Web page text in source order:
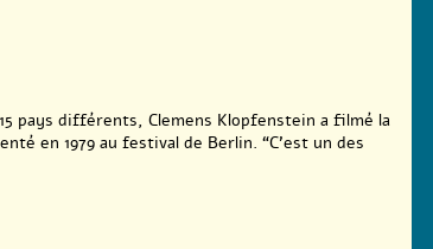
pays différents, Clemens Klopfenstein a filmé la
en 1979 au festival de Berlin. “C’est un des